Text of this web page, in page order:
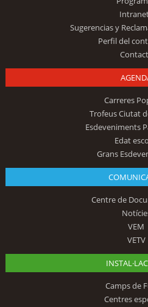
Sugerencias y
Perfil del
Carreres
Trofeus Ciutat
Esdeveniments
Edat
Grans
Centre de
VEM
VETV
Camps de
Centres